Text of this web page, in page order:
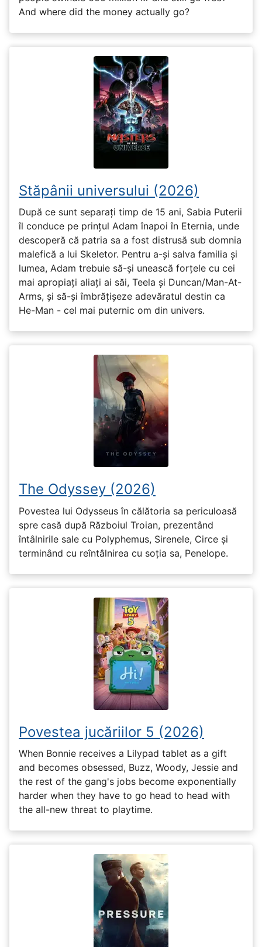
And where did the money actually go?
Stăpânii universului (2026)
După ce sunt separați timp de 15 ani, Sabia Puterii
îl conduce pe prințul Adam înapoi în Eternia, unde
descoperă că patria sa a fost distrusă sub domnia
malefică a lui Skeletor. Pentru a-și salva familia și
lumea, Adam trebuie să-și unească forțele cu cei
mai apropiați aliați ai săi, Teela și Duncan/Man-At-
Arms, și să-și îmbrățișeze adevăratul destin ca
He-Man - cel mai puternic om din univers.
The Odyssey (2026)
Povestea lui Odysseus în călătoria sa periculoasă
spre casă după Războiul Troian, prezentând
întâlnirile sale cu Polyphemus, Sirenele, Circe și
terminând cu reîntâlnirea cu soția sa, Penelope.
Povestea jucăriilor 5 (2026)
When Bonnie receives a Lilypad tablet as a gift
and becomes obsessed, Buzz, Woody, Jessie and
the rest of the gang's jobs become exponentially
harder when they have to go head to head with
the all-new threat to playtime.